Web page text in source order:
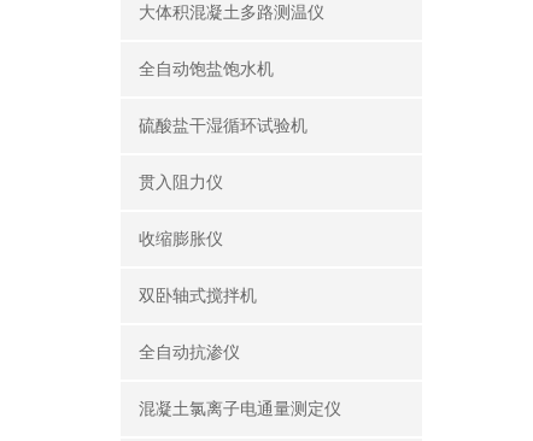
大体积混凝土多路测温仪
全自动饱盐饱水机
硫酸盐干湿循环试验机
贯入阻力仪
收缩膨胀仪
双卧轴式搅拌机
全自动抗渗仪
混凝土氯离子电通量测定仪